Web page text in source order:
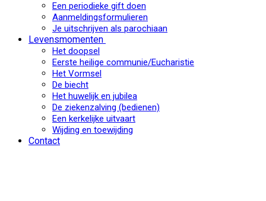
Een periodieke gift doen
Aanmeldingsformulieren
Je uitschrijven als parochiaan
Levensmomenten
Het doopsel
Eerste heilige communie/Eucharistie
Het Vormsel
De biecht
Het huwelijk en jubilea
De ziekenzalving (bedienen)
Een kerkelijke uitvaart
Wijding en toewijding
Contact